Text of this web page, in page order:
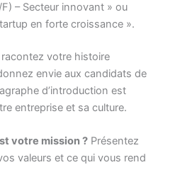
– Secteur innovant » ou
en forte croissance ».
racontez votre histoire
envie aux candidats de
d’introduction est
entreprise et sa culture.
votre mission ? Présentez
valeurs et ce qui vous rend